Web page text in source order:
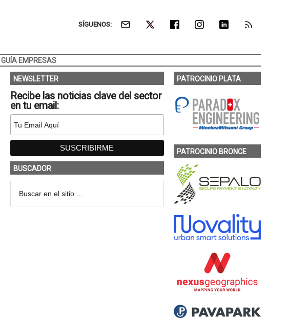
SÍGUENOS:
GUÍA EMPRESAS
NEWSLETTER
Recibe las noticias clave del sector
en tu email:
BUSCADOR
PATROCINIO PLATA
PATROCINIO BRONCE